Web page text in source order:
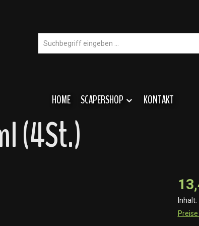
HOME SCAPERSHOP KONTAKT
(4St.)
Inhalt: